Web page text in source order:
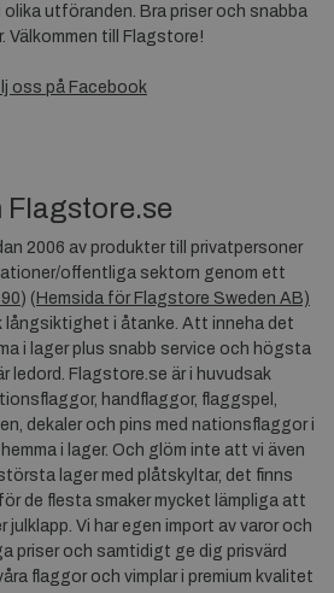
utföranden. Bra priser och snabba
Välkommen till Flagstore!
oss på Facebook
Flagstore.se
2006 av produkter till privatpersoner
offentliga sektorn genom ett
) ( Hemsida för Flagstore Sweden AB)
långsiktighet i åtanke. Att inneha det
i lager plus snabb service och högsta
ledord. Flagstore.se är i huvudsak
handflaggor, flaggspel,
dekaler och pins med nationsflaggor i
i lager. Och glöm inte att vi även
lager med plåtskyltar, det finns
de flesta smaker mycket lämpliga att
julklapp. Vi har egen import av varor och
priser och samtidigt ge dig prisvärd
flaggor och vimplar i premium kvalitet